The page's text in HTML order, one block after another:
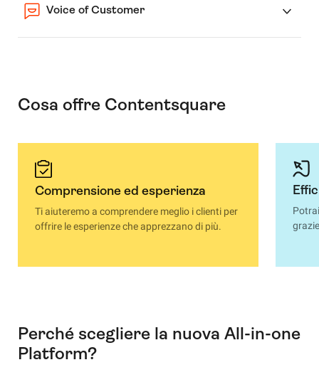
Voice of Customer
Cosa offre Contentsquare
Comprensione ed esperienza
Ti aiuteremo a comprendere meglio i clienti per
offrire le esperienze che apprezzano di più.
Perché scegliere la nuova All-in-one
Platform?